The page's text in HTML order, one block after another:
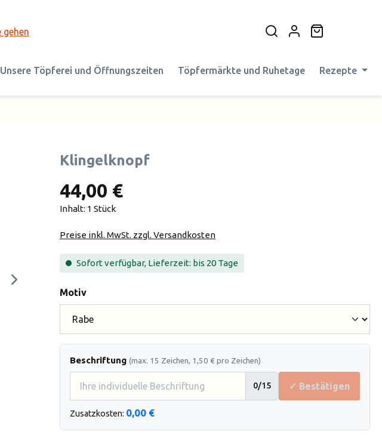
Unsere Töpferei und Öffnungszeiten Töpfermärkte und Ruhetage Rezepte
Klingelknopf
44,00 €
Inhalt: 1 Stück
Preise inkl. MwSt. zzgl. Versandkosten
Sofort verfügbar, Lieferzeit: bis 20 Tage
Motivauswählen
Beschriftung (max. 15 Zeichen, 1,50 € pro Zeichen)
0/15 ✓ Bestätigen
Zusatzkosten: 0,00 €